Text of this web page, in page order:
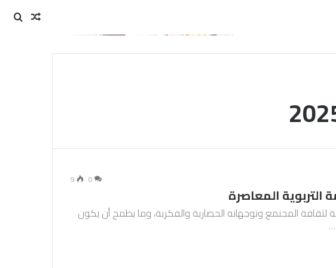
مقال
0
9
التربوية المعاصرة
لثقافة المجتمع وتوجهاته الحضارية والفكرية، وما يطمح أن يكون